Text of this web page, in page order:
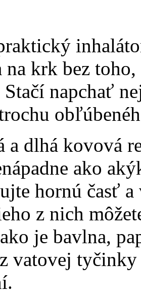
na krk bez
Stačí napchať
a dlhá kovová
ako
hornú časť
z nich
je bavlna,
vatovej tyčinky